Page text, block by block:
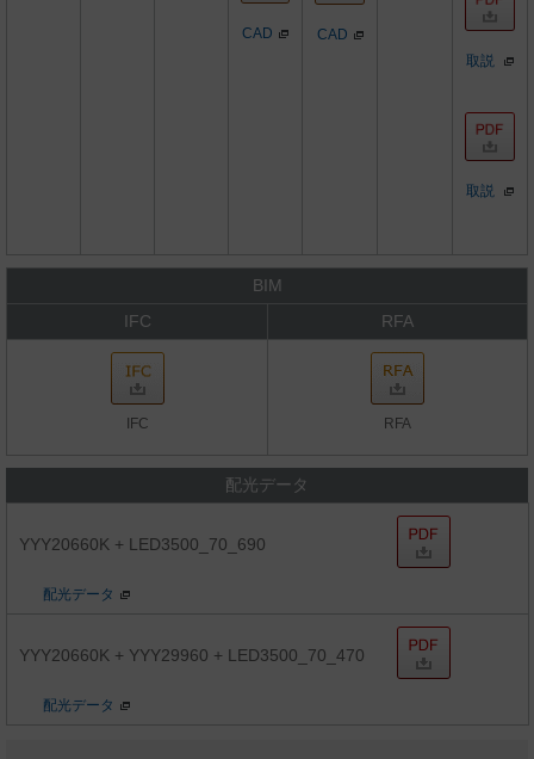
取説
取説
CAD CAD
BIM
IFC
RFA
IFC RFA
配光データ
YYY20660K + LED3500_70_690
配光データ
YYY20660K + YYY29960 + LED3500_70_470
配光データ